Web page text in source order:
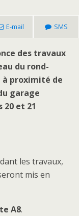
E-mail SMS
des travaux
du rond-
à proximité de
garage
et 21
les travaux,
mis en
A8.